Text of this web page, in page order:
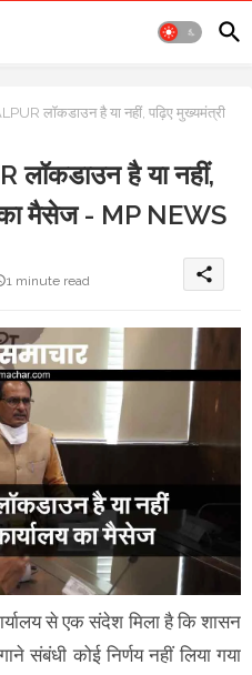
लॉकडाउन है या नहीं, पढ़िए मुख्यमंत्री
है या नहीं,
का मैसेज - MP NEWS
1 minute read share
से एक संदेश मिला है कि शासन
संबंधी कोई निर्णय नहीं लिया गया